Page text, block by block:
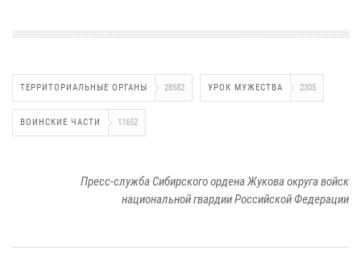
ТЕРРИТОРИАЛЬНЫЕ ОРГАНЫ 28582 УРОК МУЖЕСТВА 2305
ВОИНСКИЕ ЧАСТИ 11652
Пресс-служба Сибирского ордена Жукова округа войск
национальной гвардии Российской Федерации